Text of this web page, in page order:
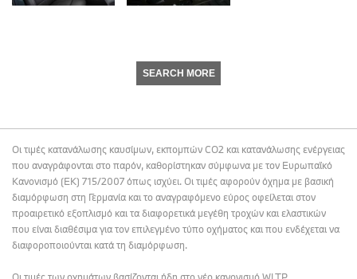
SEARCH MORE
Οι τιμές κατανάλωσης καυσίμων, εκπομπών CO2 και κατανάλωσης ενέργειας
που αναγράφονται στο παρόν, καθορίστηκαν σύμφωνα με τον Ευρωπαϊκό
Κανονισμό (ΕΚ) 715/2007 όπως ισχύει. Οι τιμές αφορούν όχημα με βασική
διαμόρφωση στη Γερμανία και το αναγραφόμενο εύρος οφείλεται στον
προαιρετικό εξοπλισμό και τα διαφορετικά μεγέθη τροχών και ελαστικών
που είναι διαθέσιμα για τον επιλεγμένο τύπο οχήματος και που ενδέχεται να
διαφοροποιούνται κατά τη διαμόρφωση.